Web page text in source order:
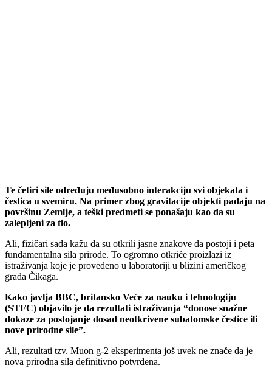
Te četiri sile određuju međusobno interakciju svi objekata i
čestica u svemiru. Na primer zbog gravitacije objekti padaju na
površinu Zemlje, a teški predmeti se ponašaju kao da su
zalepljeni za tlo.
Ali, fizičari sada kažu da su otkrili jasne znakove da postoji i peta
fundamentalna sila prirode. To ogromno otkriće proizlazi iz
istraživanja koje je provedeno u laboratoriji u blizini američkog
grada Čikaga.
Kako javlja BBC, britansko Veće za nauku i tehnologiju
(STFC) objavilo je da rezultati istraživanja “donose snažne
dokaze za postojanje dosad neotkrivene subatomske čestice ili
nove prirodne sile”.
Ali, rezultati tzv. Muon g-2 eksperimenta još uvek ne znače da je
nova prirodna sila definitivno potvrđena.